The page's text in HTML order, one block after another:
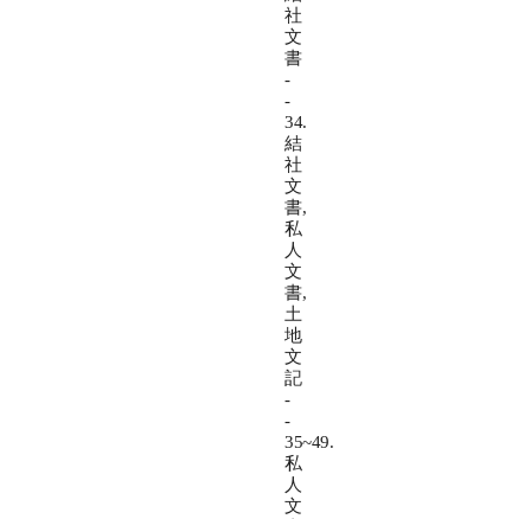
社
文
書
-
-
34.
結
社
文
書,
私
人
文
書,
土
地
文
記
-
-
35~49.
私
人
文